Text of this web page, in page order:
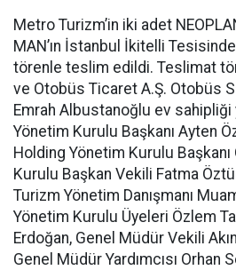
Metro Turizm’in iki adet
MAN’ın İstanbul İkitelli
törenle teslim edildi. Teslimat
ve Otobüs Ticaret A.Ş. Otobüs
Emrah Albustanoğlu ev sahipliği
Yönetim Kurulu Başkanı Ayten
Holding Yönetim Kurulu Başkanı
Kurulu Başkan Vekili Fatma
Turizm Yönetim Danışmanı
Yönetim Kurulu Üyeleri Özlem
Erdoğan, Genel Müdür Vekili
Genel Müdür Yardımcısı Orhan